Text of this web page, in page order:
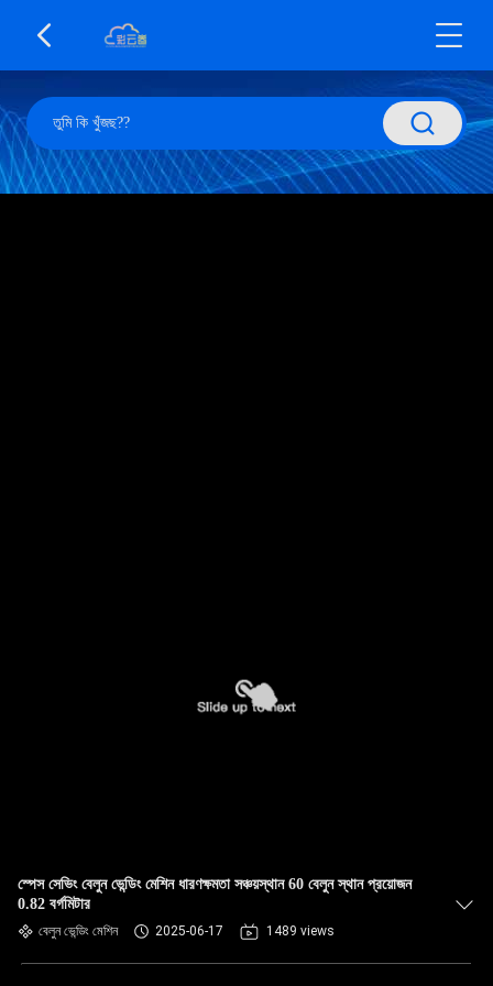
স্পেস সেভিং বেলুন ভেন্ডিং মেশিন ধারণক্ষমতা সঞ্চয়স্থান 60 বেলুন স্থান প্রয়োজন
0.82 বর্গমিটার
বেলুন ভেন্ডিং মেশিন 2025-06-17 1489 views